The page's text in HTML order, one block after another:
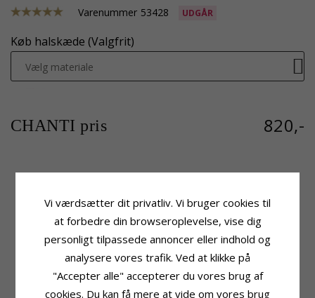
Varenummer 53428 UDGÅR
Køb halskæde (Valgfrit)
Vælg materiale
CHANTI pris 820,-
Tillægsord: 19 x 20 mm
Vedhæng: Hjerte Medaljon
Overflade: Blank Og Mønstret
Højde: 24,8 mm
Højde Ekskl. Øsken: 20,3 mm
Bredde Åben:
35,2 mm
Dybde Lukket:5,1 mm
Leveringstid
Vi værdsætter dit privatliv. Vi bruger cookies til
at forbedre din browseroplevelse, vise dig
personligt tilpassede annoncer eller indhold og
analysere vores trafik. Ved at klikke på
"Accepter alle" accepterer du vores brug af
cookies. Du kan få mere at vide om vores brug